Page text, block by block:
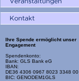
Ihre Spende ermöglicht unser
Engagement
Spendenkonto:
Bank: GLS Bank eG
IBAN:
DE36 4306 0967 8023 3348 00
BIC: GENODEM1GLS